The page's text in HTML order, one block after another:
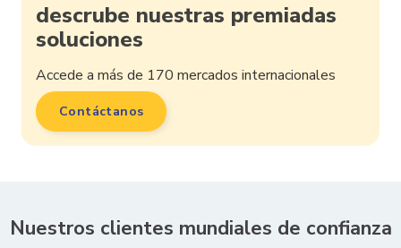
descrube nuestras premiadas
soluciones
Accede a más de 170 mercados internacionales
Contáctanos
Nuestros clientes mundiales de confianza